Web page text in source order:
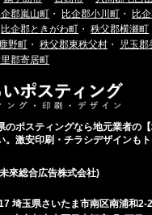
郡嵐山町 ・ 比企郡小川町 ・ 比
比企郡ときがわ町 ・秩父郡横瀬町
野町 ・秩父郡東秩父村 ・ 児玉郡
郡寄居町
のポスティングなら地元業者の
。激安印刷・チラシデザインも
來総合広告株式会社)
埼玉県さいたま市南区南浦和2-